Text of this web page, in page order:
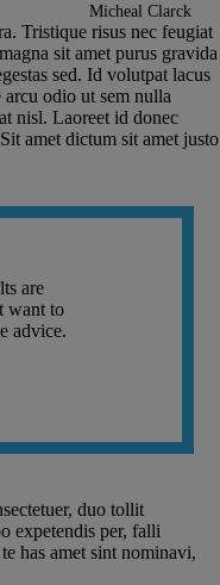
Micheal Clarck
Tristique risus nec feugiat
sit amet purus gravida
sed. Id volutpat lacus
odio ut sem nulla
nisl. Laoreet id donec
amet dictum sit amet justo
are
want to
advice.
duo tollit
expetendis per, falli
has amet sint nominavi,